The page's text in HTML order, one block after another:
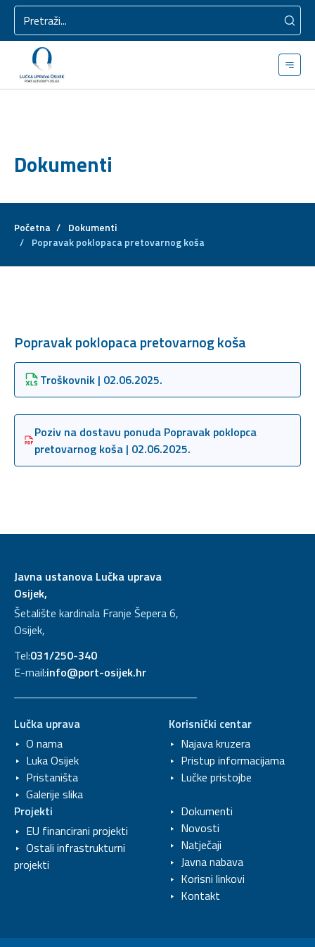
Dokumenti
Početna / Dokumenti
/ Popravak poklopaca pretovarnog koša
Popravak poklopaca pretovarnog koša
Troškovnik | 02.06.2025.
Poziv na dostavu ponuda Popravak poklopca
pretovarnog koša | 02.06.2025.
Javna ustanova Lučka uprava
Osijek,
Šetalište kardinala Franje Šepera 6,
Osijek,
Tel:031/250-340
E-mail:info@port-osijek.hr
Lučka uprava
O nama
Luka Osijek
Pristaništa
Galerije slika
Korisnički centar
Najava kruzera
Pristup informacijama
Lučke pristojbe
Projekti
EU financirani projekti
Ostali infrastrukturni
projekti
Dokumenti
Novosti
Natječaji
Javna nabava
Korisni linkovi
Kontakt